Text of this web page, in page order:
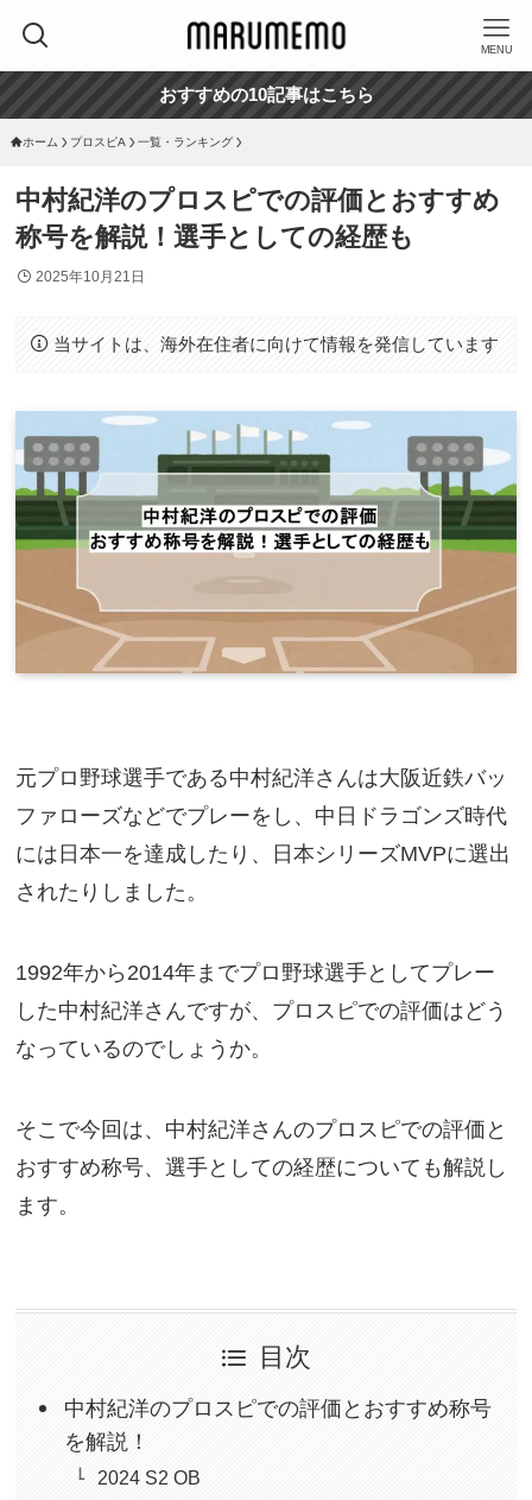
MENU
おすすめの10記事はこちら
ホーム プロスピA 一覧・ランキング
中村紀洋のプロスピでの評価とおすすめ
称号を解説！選手としての経歴も
2025年10月21日
当サイトは、海外在住者に向けて情報を発信しています
元プロ野球選手である中村紀洋さんは大阪近鉄バッ
ファローズなどでプレーをし、中日ドラゴンズ時代
には日本一を達成したり、日本シリーズMVPに選出
されたりしました。
1992年から2014年までプロ野球選手としてプレー
した中村紀洋さんですが、プロスピでの評価はどう
なっているのでしょうか。
そこで今回は、中村紀洋さんのプロスピでの評価と
おすすめ称号、選手としての経歴についても解説し
ます。
目次
中村紀洋のプロスピでの評価とおすすめ称号
を解説！
2024 S2 OB